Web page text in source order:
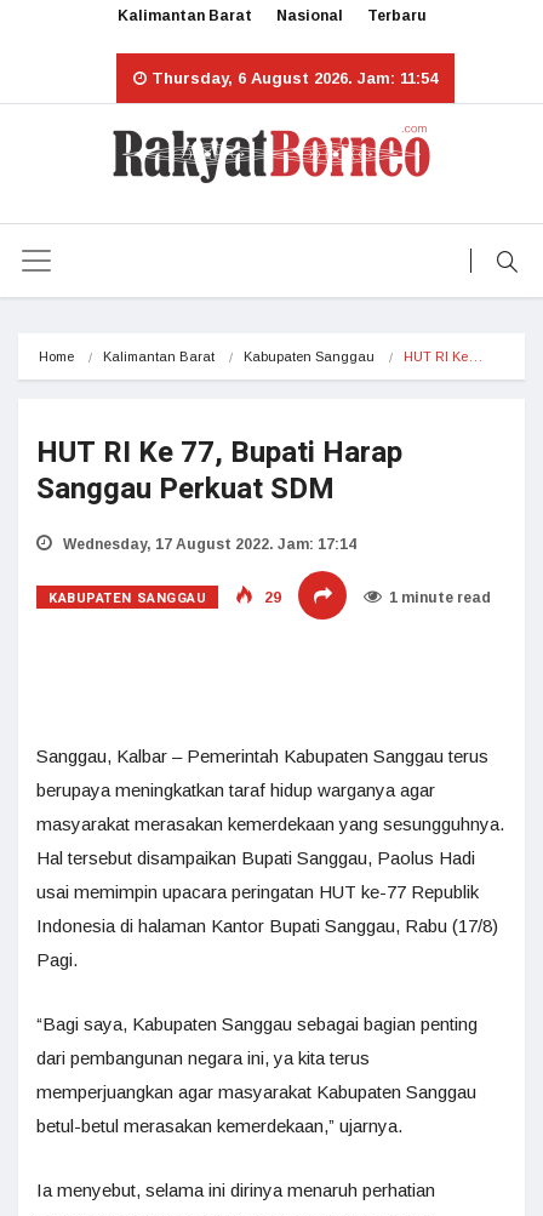
Kalimantan Barat Nasional Terbaru
Thursday, 6 August 2026. Jam: 11:54
Home Kalimantan Barat Kabupaten Sanggau HUT RI Ke…
HUT RI Ke 77, Bupati Harap
Sanggau Perkuat SDM
Wednesday, 17 August 2022. Jam: 17:14
KABUPATEN SANGGAU 29 1 minute read
Sanggau, Kalbar – Pemerintah Kabupaten Sanggau terus
berupaya meningkatkan taraf hidup warganya agar
masyarakat merasakan kemerdekaan yang sesungguhnya.
Hal tersebut disampaikan Bupati Sanggau, Paolus Hadi
usai memimpin upacara peringatan HUT ke-77 Republik
Indonesia di halaman Kantor Bupati Sanggau, Rabu (17/8)
Pagi.
“Bagi saya, Kabupaten Sanggau sebagai bagian penting
dari pembangunan negara ini, ya kita terus
memperjuangkan agar masyarakat Kabupaten Sanggau
betul-betul merasakan kemerdekaan,” ujarnya.
Ia menyebut, selama ini dirinya menaruh perhatian